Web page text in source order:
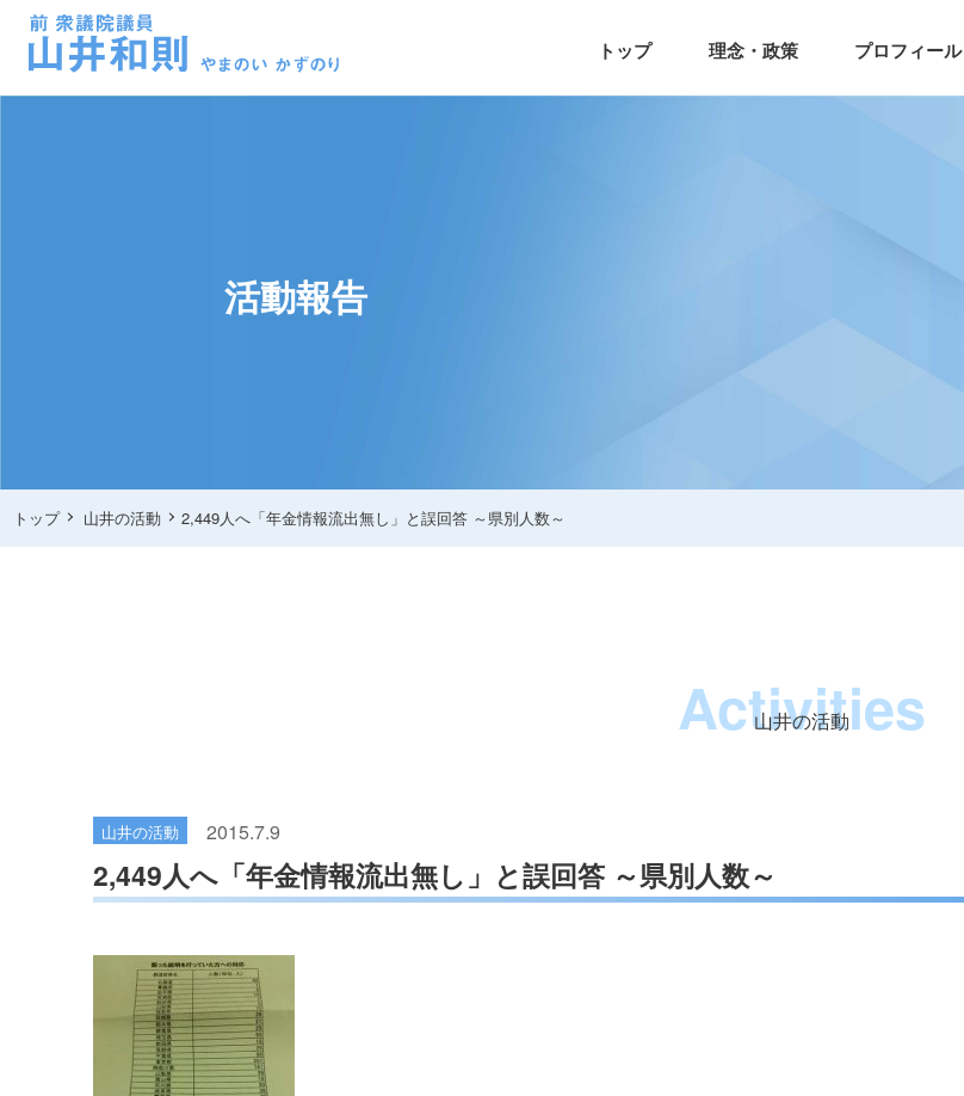
トップ 理念・政策 プロフィール
活動報告
トップ 山井の活動 2,449人へ「年金情報流出無し」と誤回答 ～県別人数～
Activities
山井の活動
山井の活動 2015.7.9
2,449人へ「年金情報流出無し」と誤回答 ～県別人数～